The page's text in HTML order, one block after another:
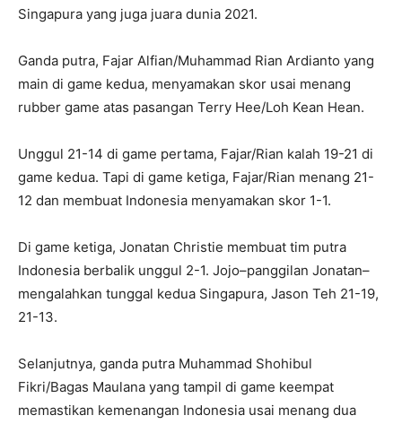
Singapura yang juga juara dunia 2021.
Ganda putra, Fajar Alfian/Muhammad Rian Ardianto yang
main di game kedua, menyamakan skor usai menang
rubber game atas pasangan Terry Hee/Loh Kean Hean.
Unggul 21-14 di game pertama, Fajar/Rian kalah 19-21 di
game kedua. Tapi di game ketiga, Fajar/Rian menang 21-
12 dan membuat Indonesia menyamakan skor 1-1.
Di game ketiga, Jonatan Christie membuat tim putra
Indonesia berbalik unggul 2-1. Jojo–panggilan Jonatan–
mengalahkan tunggal kedua Singapura, Jason Teh 21-19,
21-13.
Selanjutnya, ganda putra Muhammad Shohibul
Fikri/Bagas Maulana yang tampil di game keempat
memastikan kemenangan Indonesia usai menang dua